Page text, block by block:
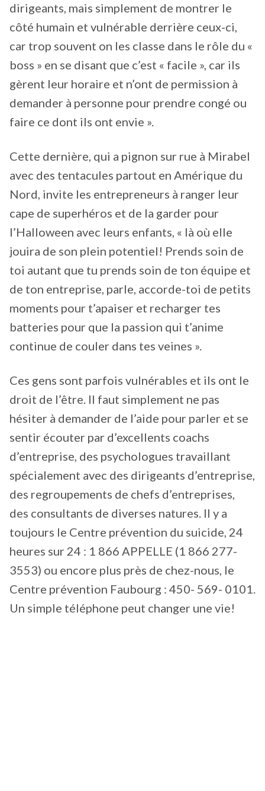
dirigeants, mais simplement de montrer le
côté humain et vulnérable derrière ceux-ci,
car trop souvent on les classe dans le rôle du «
boss » en se disant que c’est « facile », car ils
gèrent leur horaire et n’ont de permission à
demander à personne pour prendre congé ou
faire ce dont ils ont envie ».
Cette dernière, qui a pignon sur rue à Mirabel
avec des tentacules partout en Amérique du
Nord, invite les entrepreneurs à ranger leur
cape de superhéros et de la garder pour
l’Halloween avec leurs enfants, « là où elle
jouira de son plein potentiel! Prends soin de
toi autant que tu prends soin de ton équipe et
de ton entreprise, parle, accorde-toi de petits
moments pour t’apaiser et recharger tes
batteries pour que la passion qui t’anime
continue de couler dans tes veines ».
Ces gens sont parfois vulnérables et ils ont le
droit de l’être. Il faut simplement ne pas
hésiter à demander de l’aide pour parler et se
sentir écouter par d’excellents coachs
d’entreprise, des psychologues travaillant
spécialement avec des dirigeants d’entreprise,
des regroupements de chefs d’entreprises,
des consultants de diverses natures. Il y a
toujours le Centre prévention du suicide, 24
heures sur 24 : 1 866 APPELLE (1 866 277-
3553) ou encore plus près de chez-nous, le
Centre prévention Faubourg : 450- 569- 0101.
Un simple téléphone peut changer une vie!